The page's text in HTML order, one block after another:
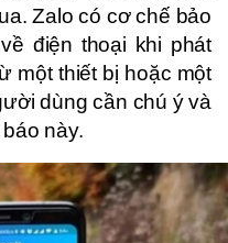
Zalo có cơ chế bảo
điện thoại khi phát
một thiết bị hoặc một
dùng cần chú ý và
này.